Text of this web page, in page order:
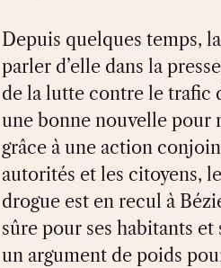
Depuis quelques temps,
parler d’elle dans la
de la lutte contre le trafic
une bonne nouvelle pour
grâce à une action
autorités et les citoyens,
drogue est en recul à
sûre pour ses habitants et
un argument de poids